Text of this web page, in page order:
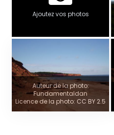
Ajoutez vos photos
Auteur de la photo:
Fundamentaldan
Licence de la photo: CC BY 2.5